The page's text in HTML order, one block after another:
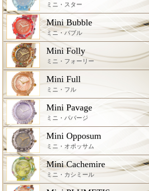
ミニ・スター
Mini Bubble
ミニ・バブル
Mini Folly
ミニ・フォーリー
Mini Full
ミニ・フル
Mini Pavage
ミニ・パバージ
Mini Opposum
ミニ・オポッサム
Mini Cachemire
ミニ・カシミール